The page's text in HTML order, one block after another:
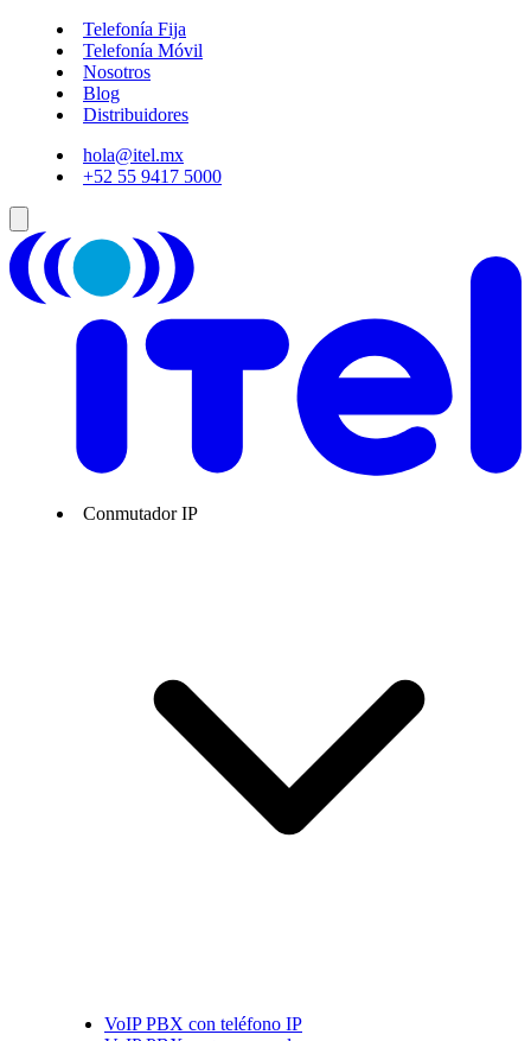
Telefonía Fija
Telefonía Móvil
Nosotros
Blog
Distribuidores
hola@itel.mx
+52 55 9417 5000
Conmutador IP
VoIP PBX con teléfono IP